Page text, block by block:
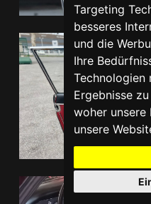
Targeting
besseres
und die
Ihre
Technologien
Ergebnisse
woher unsere
unsere